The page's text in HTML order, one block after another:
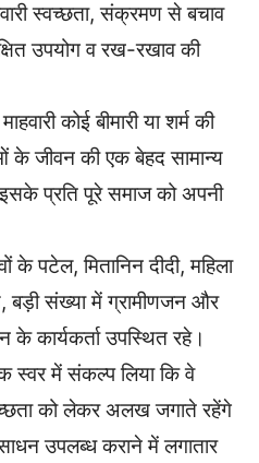
स्वच्छता, संक्रमण से बचाव
उपयोग व रख-रखाव की
कोई बीमारी या शर्म की
के जीवन की एक बेहद सामान्य
प्रति पूरे समाज को अपनी
के पटेल, मितानिन दीदी, महिला
बड़ी संख्या में ग्रामीणजन और
कार्यकर्ता उपस्थित रहे।
स्वर में संकल्प लिया कि वे
को लेकर अलख जगाते रहेंगे
उपलब्ध कराने में लगातार